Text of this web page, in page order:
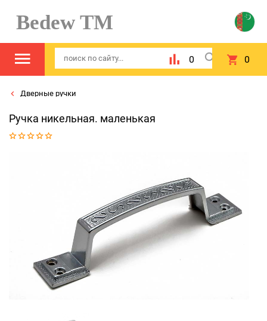
Bedew TM
0 0
Дверные ручки
Ручка никельная. маленькая